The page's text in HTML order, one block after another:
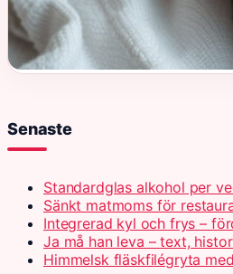
Senaste
Standardglas alkohol per
Sänkt matmoms för
Integrerad kyl och frys –
Ja må han leva – text,
Himmelsk fläskfilégryta